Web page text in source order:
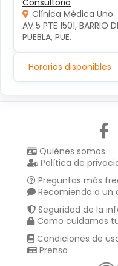
Consultorio
Clínica Médica Uno
AV 5 PTE 1501, BARRIO
PUEBLA, PUE.
Horarios disponibles
Quiénes somos
Política de
Preguntas más
Recomienda a un
Seguridad de la
Como cuidamos
Condiciones de
Prensa